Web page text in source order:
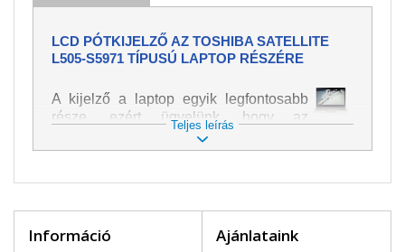
LCD PÓTKIJELZŐ AZ TOSHIBA SATELLITE
L505-S5971 TÍPUSÚ LAPTOP RÉSZÉRE
A kijelző a laptop egyik legfontosabb
része, ezért ügyelünk, hogy az
pótalkatrész a legjobb minőségű
legyen. A kép és szöveg különféle
laptoppal legnagyobb óvatossággal
bekövetkezett sérülések közé a
Teljes leírás
Információ Ajánlataink